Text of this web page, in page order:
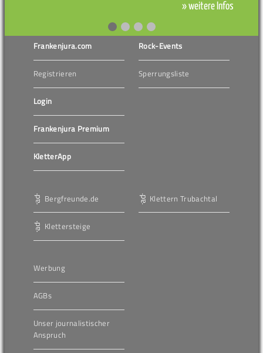
» weitere Infos
Frankenjura.com
Registrieren
Login
Frankenjura Premium
KletterApp
Rock-Events
Sperrungsliste
Bergfreunde.de
Klettersteige
Klettern Trubachtal
Werbung
AGBs
Unser journalistischer
Anspruch